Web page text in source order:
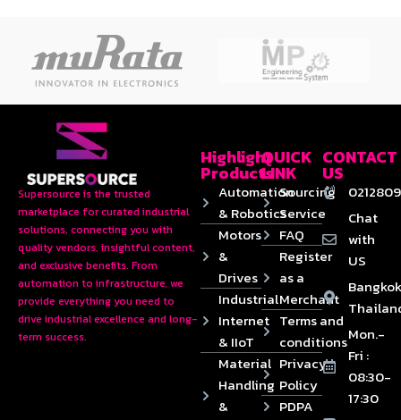
Supersource is the trusted
marketplace for curated industrial
solutions, connecting you with
quality vendors, insightful content,
and exclusive benefits. From
automation to infrastructure, we
provide everything you need to
drive industrial excellence and long-
term success.
Highlight
Products
Automation
& Robotics
Motors
&
Drives
Industrial
Internet
& IIoT
Material
Handling
&
QUICK
LINK
Sourcing
Service
FAQ
Register
as a
Merchant
Terms and
conditions
Privacy
Policy
PDPA
CONTACT
US
Chat
with
US
Mon.-
Fri :
08:30-
17:30